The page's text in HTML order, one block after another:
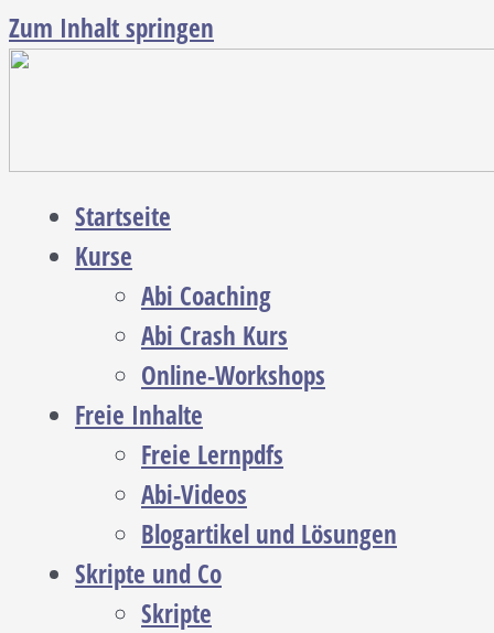
Zum Inhalt springen
Startseite
Kurse
Abi Coaching
Abi Crash Kurs
Online-Workshops
Freie Inhalte
Freie Lernpdfs
Abi-Videos
Blogartikel und Lösungen
Skripte und Co
Skripte